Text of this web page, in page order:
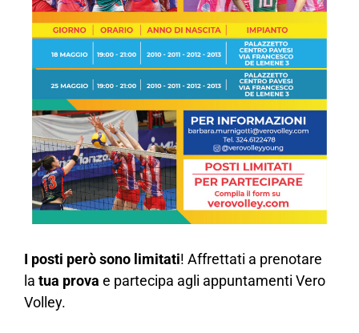
I posti però sono limitati! Affrettati a prenotare
la tua prova e partecipa agli appuntamenti Vero
Volley.